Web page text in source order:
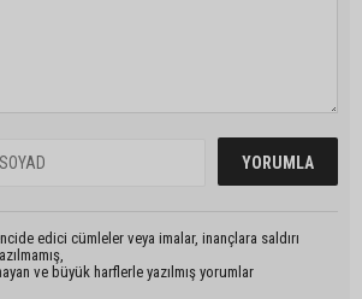
edici cümleler veya imalar, inançlara saldırı
ve büyük harflerle yazılmış yorumlar